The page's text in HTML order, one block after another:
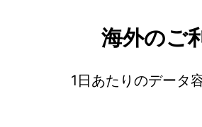
海外のご
1日あたりのデータ